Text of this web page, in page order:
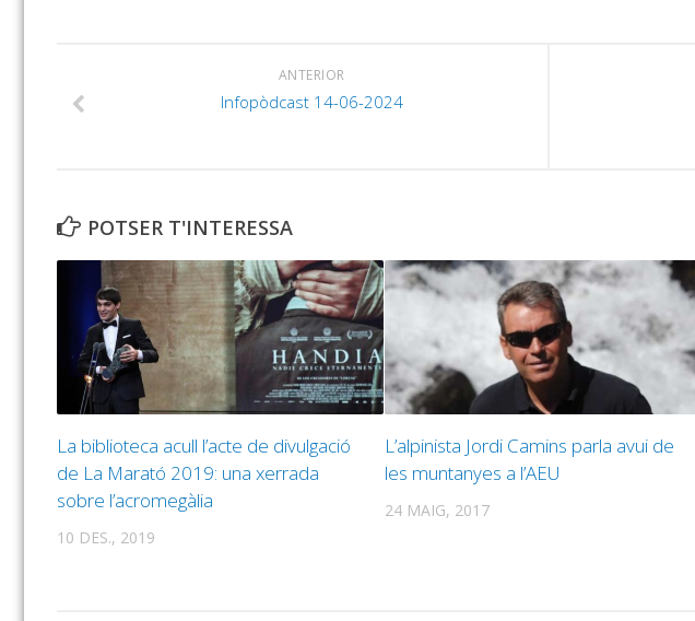
ANTERIOR
Infopòdcast 14-06-2024
POTSER T'INTERESSA
La biblioteca acull l’acte de divulgació
de La Marató 2019: una xerrada
sobre l’acromegàlia
10 DES., 2019
L’alpinista Jordi Camins parla avui de
les muntanyes a l’AEU
24 MAIG, 2017